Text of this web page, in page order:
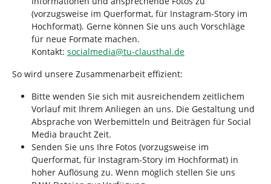
(vorzugsweise im Querformat, für Instagram-Story im
Hochformat). Gerne können Sie uns auch Vorschläge
für neue Formate machen.
Kontakt: socialmedia@tu-clausthal.de
So wird unsere Zusammenarbeit effizient:
Bitte wenden Sie sich mit ausreichendem zeitlichem
Vorlauf mit Ihrem Anliegen an uns. Die Gestaltung und
Absprache von Werbemitteln und Beiträgen für Social
Media braucht Zeit.
Senden Sie uns Ihre Fotos (vorzugsweise im
Querformat, für Instagram-Story im Hochformat) in
hoher Auflösung zu. Wenn möglich stellen Sie uns